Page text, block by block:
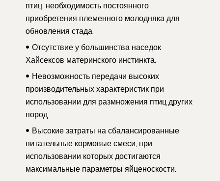
птиц, необходимость постоянного
приобретения племенного молодняка для
обновления стада.
Отсутствие у большинства наседок
Хайсексов материнского инстинкта.
Невозможность передачи высоких
производительных характеристик при
использовании для размножения птиц других
пород.
Высокие затраты на сбалансированные
питательные кормовые смеси, при
использовании которых достигаются
максимальные параметры яйценоскости.